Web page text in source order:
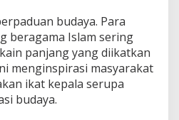
budaya. Para
beragama Islam sering
panjang yang diikatkan
menginspirasi masyarakat
ikat kepala serupa
budaya.